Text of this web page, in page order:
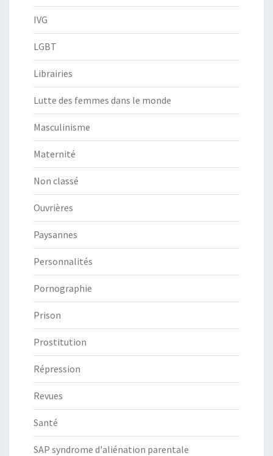
IVG
LGBT
Librairies
Lutte des femmes dans le monde
Masculinisme
Maternité
Non classé
Ouvrières
Paysannes
Personnalités
Pornographie
Prison
Prostitution
Répression
Revues
Santé
SAP syndrome d'aliénation parentale